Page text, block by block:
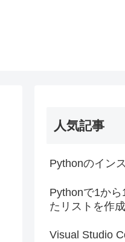
人気記事
Pythonのイン
Pythonで1か
たリストを作
Visual Studio